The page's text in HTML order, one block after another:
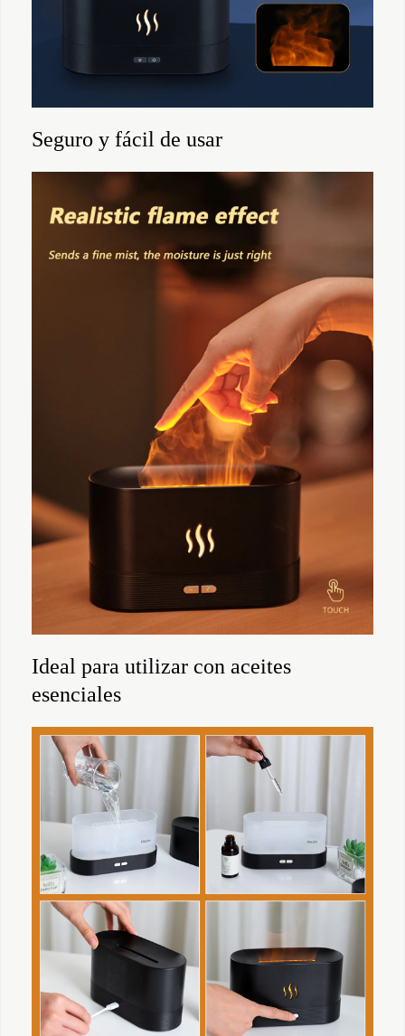
Seguro y fácil de usar
Ideal para utilizar con aceites
esenciales